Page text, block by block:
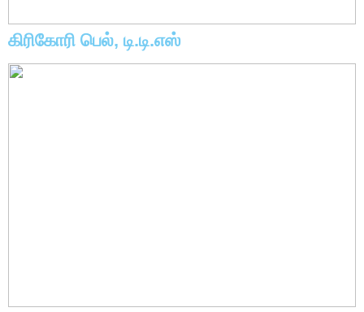
கிரிகோரி பெல், டி.டி.எஸ்